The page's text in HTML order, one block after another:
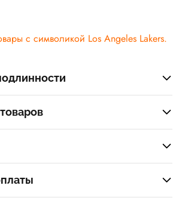
с символикой Los Angeles Lakers.